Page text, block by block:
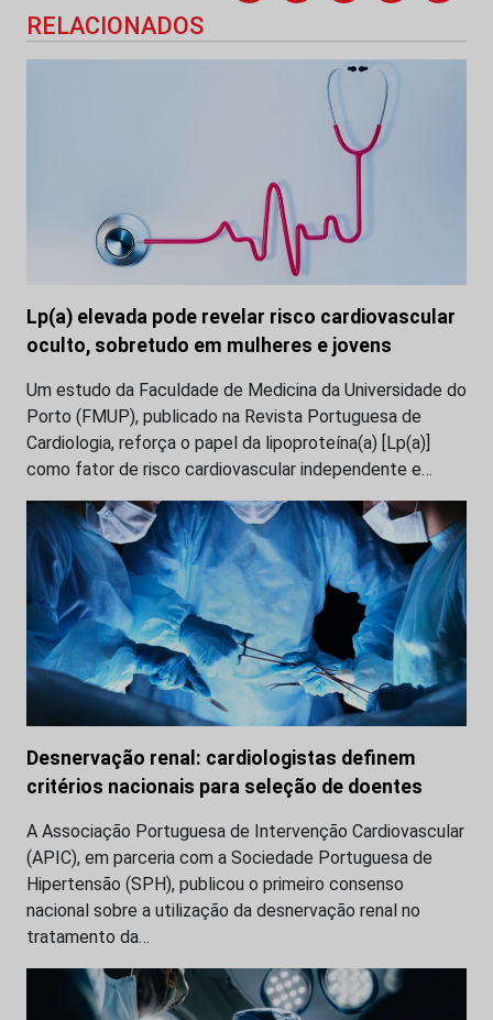
RELACIONADOS
Lp(a) elevada pode revelar risco cardiovascular
oculto, sobretudo em mulheres e jovens
Um estudo da Faculdade de Medicina da Universidade do
Porto (FMUP), publicado na Revista Portuguesa de
Cardiologia, reforça o papel da lipoproteína(a) [Lp(a)]
como fator de risco cardiovascular independente e…
Desnervação renal: cardiologistas definem
critérios nacionais para seleção de doentes
A Associação Portuguesa de Intervenção Cardiovascular
(APIC), em parceria com a Sociedade Portuguesa de
Hipertensão (SPH), publicou o primeiro consenso
nacional sobre a utilização da desnervação renal no
tratamento da…